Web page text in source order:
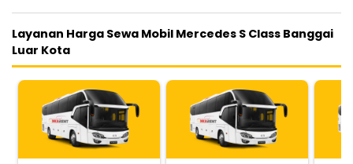
Layanan Harga Sewa Mobil Mercedes S Class Banggai
Luar Kota